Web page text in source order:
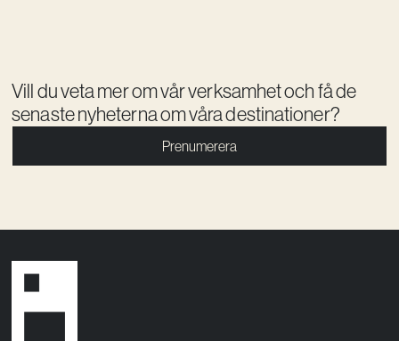
Vill du veta mer om vår verksamhet och få de
senaste nyheterna om våra destinationer?
Prenumerera